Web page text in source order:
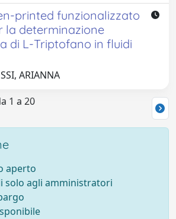
printed funzionalizzato
la determinazione
di L-Triptofano in fluidi
ARIANNA
1 a 20
aperto
solo agli amministratori